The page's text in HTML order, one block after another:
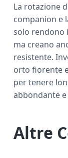
La rotazione
companion e
solo rendono
ma creano
resistente.
orto fiorente
per tenere
abbondante e
Altre